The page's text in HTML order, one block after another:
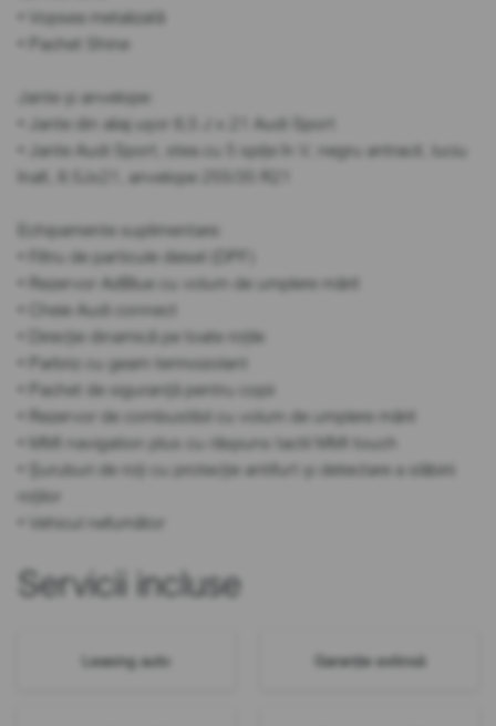
• Vopsea metalizată
• Pachet Shine
Jante și anvelope:
• Jante din aliaj ușor 8,5 J x 21 Audi Sport
• Jante Audi Sport, stea cu 5 spițe în V, negru antracit, luciu
înalt, 8.5Jx21, anvelope 255/35 R21
Echipamente suplimentare:
• Filtru de particule diesel (DPF)
• Rezervor AdBlue cu volum de umplere mărit
• Cheie Audi connect
• Direcție dinamică pe toate roțile
• Parbriz cu geam termoizolant
• Pachet de siguranță pentru copii
• Rezervor de combustibil cu volum de umplere mărit
• MMI navigation plus cu răspuns tactil MMI touch
• Șuruburi de roți cu protecție antifurt și detectare a slăbirii
roților
• Vehicul nefumător
Servicii incluse
Leasing auto Garanție extinsă